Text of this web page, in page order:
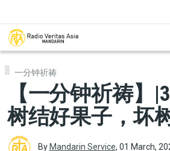
一分钟祈祷
【一分钟祈祷】
树结好果子，坏
By Mandarin Service, 01 March,